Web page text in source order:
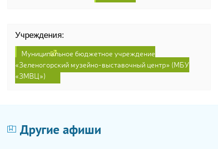
Учреждения:
Муниципальное бюджетное учреждение
«Зеленогорский музейно-выставочный центр» (МБУ
«ЗМВЦ»)
Другие афиши